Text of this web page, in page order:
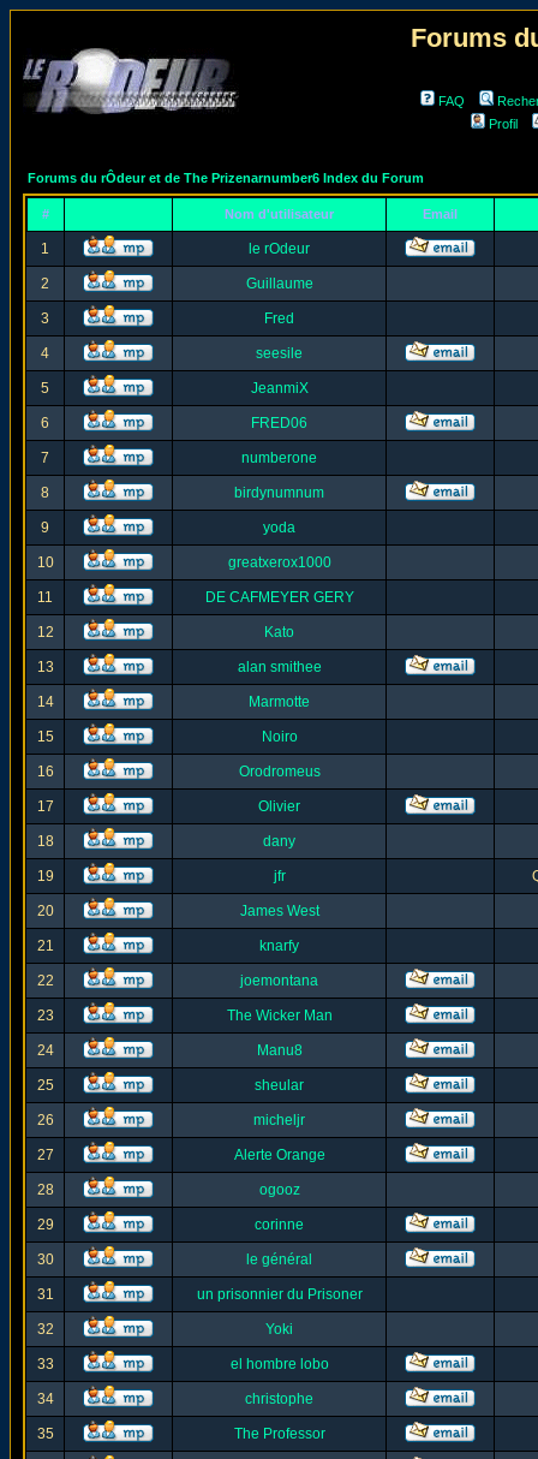
Forums
FAQ
Profil
Forums du rÔdeur et de The Prizenarnumber6 Index du Forum
# Nom d'utilisateur Email
1 le rOdeur
2 Guillaume
3 Fred
4 seesile
5 JeanmiX
6 FRED06
7 numberone
8 birdynumnum
9 yoda
10 greatxerox1000
11 DE CAFMEYER GERY
12 Kato
13 alan smithee
14 Marmotte
15 Noiro
16 Orodromeus
17 Olivier
18 dany
19 jfr
20 James West
21 knarfy
22 joemontana
23 The Wicker Man
24 Manu8
25 sheular
26 micheljr
27 Alerte Orange
28 ogooz
29 corinne
30 le général
31 un prisonnier du Prisoner
32 Yoki
33 el hombre lobo
34 christophe
35 The Professor